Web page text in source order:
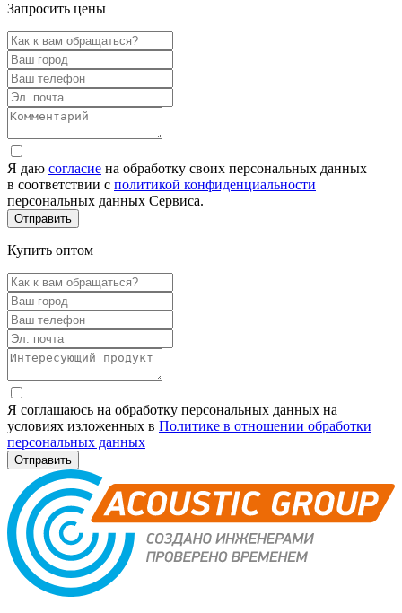
Запросить цены
Я даю согласие на обработку своих персональных данных
в соответствии с политикой конфиденциальности
персональных данных Сервиса.
Купить оптом
Я соглашаюсь на обработку персональных данных на
условиях изложенных в Политике в отношении обработки
персональных данных